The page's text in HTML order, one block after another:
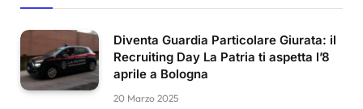
Diventa Guardia Particolare Giurata: il
Recruiting Day La Patria ti aspetta l’8
aprile a Bologna
20 Marzo 2025